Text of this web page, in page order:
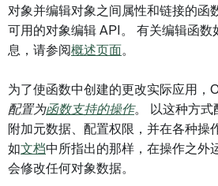
对象并编辑对象之间属性和链接的函
可用的对象编辑 API。 有关编辑函数
息，请参阅概述页面 。
为了使函数中创建的更改实际应用，
配置为函数支持的操作。 以这种方式
附加元数据、配置权限，并在各种操
如文档中所指出的那样，在操作之外
会修改任何对象数据。